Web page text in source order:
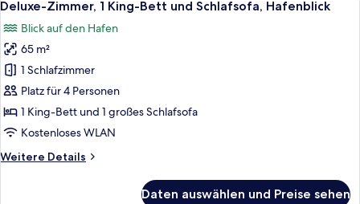
Betten,
Fotos
für
Deluxe-
Zimmer,
1 King-
Bett
und
Hafenblick
Deluxe-Zimmer, 1 King-Bett und Schlafsofa, Hafenblick
Blick auf den Hafen
65 m²
1 Schlafzimmer
Platz für 4 Personen
1 King-Bett und 1 großes Schlafsofa
Kostenloses WLAN
Weitere Details
Weitere
Daten auswählen und Preise sehen